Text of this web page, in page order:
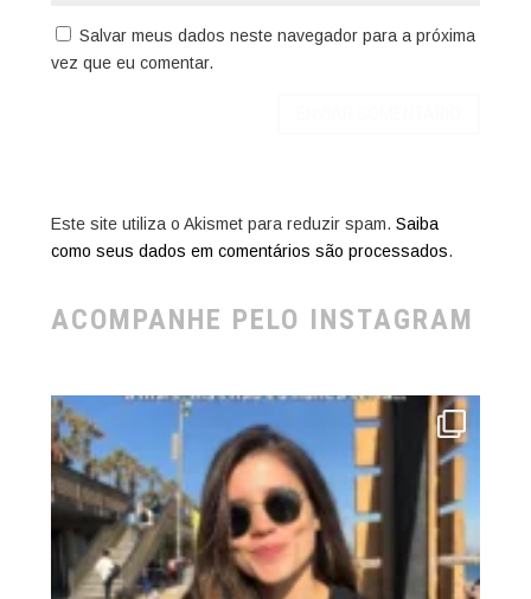
Salvar meus dados neste navegador para a próxima
vez que eu comentar.
Este site utiliza o Akismet para reduzir spam. Saiba
como seus dados em comentários são processados.
ACOMPANHE PELO INSTAGRAM